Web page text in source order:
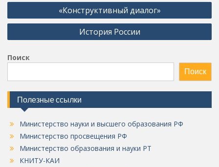
Навигация
по
«Конструктивный диалог»
История России
Поиск
Поиск
Полезные ссылки
Министерство науки и высшего образования РФ
Министерство просвещения РФ
Министерство образования и науки РТ
КНИТУ-КАИ